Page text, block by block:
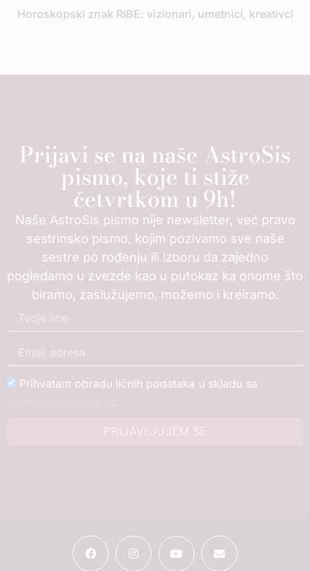
Horoskopski znak RIBE: vizionari, umetnici, kreativci
Prijavi se na naše AstroSis
pismo, koje ti stiže
četvrtkom u 9h!
Naše AstroSis pismo nije newsletter, već pravo
sestrinsko pismo, kojim pozivamo sve naše
sestre po rođenju ili izboru da zajedno
pogledamo u zvezde kao u putokaz ka onome što
biramo, zaslužujemo, možemo i kreiramo.
Prihvatam obradu ličnih podataka u skladu sa
.
PRIJAVLJUJEM SE